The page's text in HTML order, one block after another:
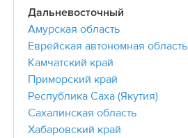
Дальневосточный
Амурская область
Еврейская автономная область
Камчатский край
Приморский край
Республика Саха (Якутия)
Сахалинская область
Хабаровский край